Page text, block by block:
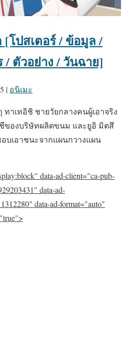
โปสเตอร์ / ข้อมูล /
/ ตัวอย่าง / วันฉาย]
| อนิเมะ
าเทอิชิ ชายวัยกลางคนผู้เอาจริง
ของบริษัทผลิตขนม และยูอิ มิตสึ
บเอาชนะจากแผนกวางแผน
data-ad-client="ca-pub-
data-ad-
data-ad-format="auto"